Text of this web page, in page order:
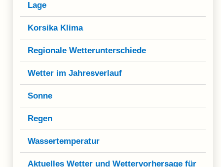
Lage
Korsika Klima
Regionale Wetterunterschiede
Wetter im Jahresverlauf
Sonne
Regen
Wassertemperatur
Aktuelles Wetter und Wettervorhersage für